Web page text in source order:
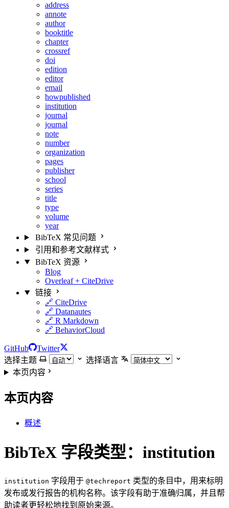
address
annote
author
booktitle
chapter
crossref
doi
edition
editor
email
howpublished
institution
journal
journal
note
number
organization
pages
publisher
school
series
title
type
volume
year
BibTeX 常见问题
引用和参考文献样式
BibTeX 资源
Blog
Overleaf + CiteDrive
链接
🔗 CiteDrive
🔗 Datanautes
🔗 R Markdown
🔗 BehaviorCloud
GitHub
Twitter
选择主题
选择语言
本页内容
本页内容
概述
BibTeX 字段类型：institution
institution 字段用于 @techreport 类型的条目中，用来标明
发布或发行报告的机构名称。该字段有助于准确归属，并且帮
助读者更轻松地找到原始来源。